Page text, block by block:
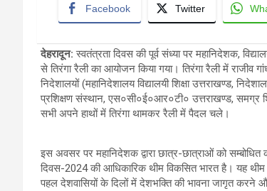
Facebook Twitter
देहरादून:स्वतंत्रता दिवस की पूर्व संध्या पर महानिदेशक,
से तिरंगा रैली का आयोजन किया गया। तिरंगा रैली में राजीव
निदेशालयों (महानिदेशालय विद्यालयी शिक्षा उत्तराखण्ड,
प्रशिक्षण संस्थान, एस०सी०ई०आर०टी० उत्तराखण्ड, समग्र
सभी अपने हाथों में तिरंगा थामकर रैली में पैदल चले।
इस अवसर पर महानिदेशक द्वारा छात्र-छात्राओं को सम्बोधित
दिवस-2024 की आधिकारिक थीम विकसित भारत है। यह
पहल देशवासियों के दिलों में देशभक्ति की भावना जागृत करने